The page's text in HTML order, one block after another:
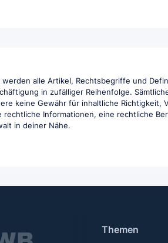
werden alle Artikel, Rechtsbegriffe und
in zufälliger Reihenfolge.
keine Gewähr für inhaltliche
rechtliche Informationen, eine rechtliche
in deiner Nähe.
Themen